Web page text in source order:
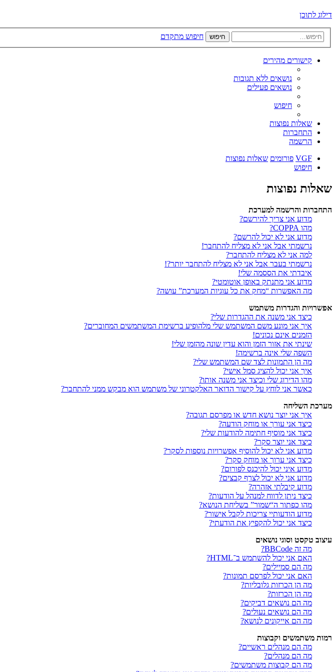
דילוג לתוכן
חיפוש חיפוש מתקדם
קישורים מהירים
נושאים ללא תגובות
נושאים פעילים
חיפוש
שאלות נפוצות
התחברות
הרשמה
VGF פורומים שאלות נפוצות
חיפוש
שאלות נפוצות
התחברות והרשמה למערכת
מדוע אני צריך להירשם?
מהו COPPA?
מדוע אני לא יכול להרשם?
נרשמתי אבל אני לא מצליח להתחבר!
למה אני לא מצליח להתחבר?
נרשמתי בעבר אבל אני לא מצליח להתחבר יותר?!
איבדתי את הססמה שלי!
מדוע אני מתנתק באופן אוטומטי?
מה האפשרות “מחק את כל עוגיות המערכת” עושה?
אפשרויות והגדרות משתמש
כיצד אני משנה את ההגדרות שלי?
איך אני מונע משם המשתמש שלי מלהופיע ברשימת המשתמשים המחוברים?
הזמנים אינם נכונים!
שינתי את אזור הזמן והוא עדין שונה מהזמן שלי!
השפה שלי אינה ברשימה!
מה הן התמונות לצד שם המשתמש שלי?
איך אני יכול להציג סמל אישי?
מהו הדירוג שלי וכיצד אני משנה אותו?
כאשר אני לוחץ על קישור הדואר האלקטרוני של משתמש הוא מבקש ממני להתחבר?
מערכת השליחה
איך אני יוצר נושא חדש או מפרסם תגובה?
כיצד אני עורך או מוחק הודעה?
כיצד אני מוסיף חתימה להודעות שלי?
כיצד אני יוצר סקר?
מדוע אני לא יכול להוסיף אפשרויות נוספות לסקר?
כיצד אני ערוך או מוחק סקר?
מדוע איני יכול להיכנס לפורום?
מדוע אני לא יכול לצרף קבצים?
מדוע קיבלתי אזהרה?
כיצד ניתן לדווח למנהל על הודעות?
מהו כפתור ה“שמור” בשליחת הנושא?
מדוע הודעותיי צריכות לקבל אישור?
כיצד אני יכול להקפיץ את הודעתי?
עיצוב טקסט וסוגי נושאים
מה זה BBCode?
האם אני יכול להשתמש ב־HTML?
מה הם סמיילים?
האם אני יכול לפרסם תמונות?
מה הן הכרזות גלובליות?
מה הן הכרזות?
מה הם נושאים דביקים?
מה הם נושאים נעולים?
מה הם אייקונים לנושא?
רמות משתמשים וקבוצות
מה הם מנהלים ראשיים?
מה הם מנהלים?
מה הם קבוצות משתמשים?